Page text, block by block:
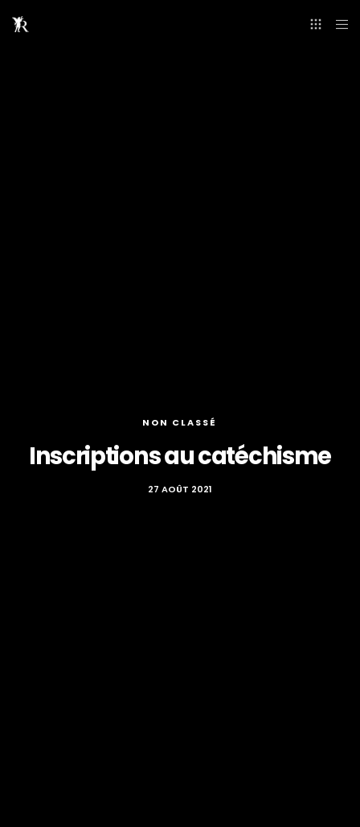
NON CLASSÉ
Inscriptions au catéchisme
27 AOÛT 2021